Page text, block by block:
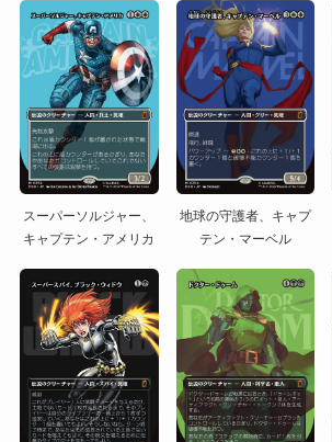
スーパーソルジャー、
キャプテン・アメリカ
地球の守護者、キャプ
テン・マーベル